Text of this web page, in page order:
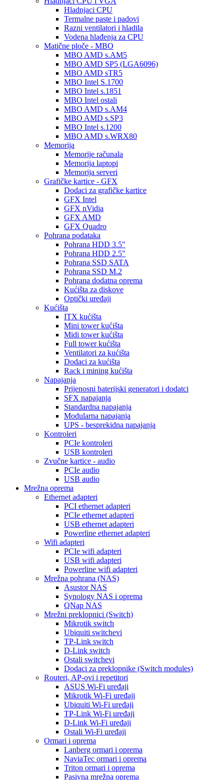
Hladnjaci CPU
Termalne paste i padovi
Razni ventilatori i hladila
Vodena hlađenja za CPU
Matične ploče - MBO
MBO AMD s.AM5
MBO AMD SP5 (LGA6096)
MBO AMD sTR5
MBO Intel S.1700
MBO Intel s.1851
MBO Intel ostali
MBO AMD s.AM4
MBO AMD s.SP3
MBO Intel s.1200
MBO AMD s.WRX80
Memorija
Memorije računala
Memorija laptopi
Memorija serveri
Grafičke kartice - GFX
Dodaci za grafičke kartice
GFX Intel
GFX nVidia
GFX AMD
GFX Quadro
Pohrana podataka
Pohrana HDD 3.5"
Pohrana HDD 2.5"
Pohrana SSD SATA
Pohrana SSD M.2
Pohrana dodatna oprema
Kućišta za diskove
Optički uređaji
Kućišta
ITX kućišta
Mini tower kućišta
Midi tower kućišta
Full tower kućišta
Ventilatori za kućišta
Dodaci za kućišta
Rack i mining kućišta
Napajanja
Prijenosni baterijski generatori i dodatci
SFX napajanja
Standardna napajanja
Modularna napajanja
UPS - besprekidna napajanja
Kontroleri
PCIe kontroleri
USB kontroleri
Zvučne kartice - audio
PCIe audio
USB audio
Mrežna oprema
Ethernet adapteri
PCI ethernet adapteri
PCIe ethernet adapteri
USB ethernet adapteri
Powerline ethernet adapteri
Wifi adapteri
PCIe wifi adapteri
USB wifi adapteri
Powerline wifi adapteri
Mrežna pohrana (NAS)
Asustor NAS
Synology NAS i oprema
QNap NAS
Mrežni preklopnici (Switch)
Mikrotik switch
Ubiquiti switchevi
TP-Link switch
D-Link switch
Ostali switchevi
Dodaci za preklopnike (Switch modules)
Routeri, AP-ovi i repetitori
ASUS Wi-Fi uređaji
Mikrotik Wi-Fi uređaji
Ubiquiti Wi-Fi uređaji
TP-Link Wi-Fi uređaji
D-Link Wi-Fi uređaji
Ostali Wi-Fi uređaji
Ormari i oprema
Lanberg ormari i oprema
NaviaTec ormari i oprema
Triton ormari i oprema
Pasivna mrežna oprema